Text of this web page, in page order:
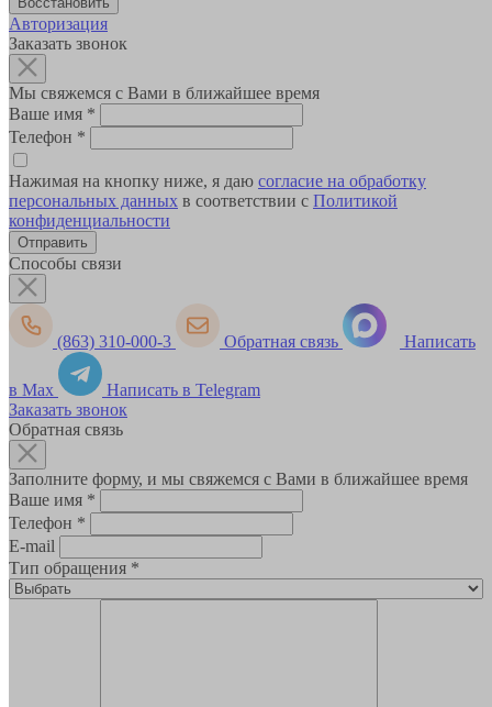
Авторизация
Заказать звонок
Мы свяжемся с Вами в ближайшее время
Ваше имя *
Телефон *
Нажимая на кнопку ниже, я даю согласие на обработку
персональных данных в соответствии с Политикой
конфиденциальности
Способы связи
(863) 310-000-3 Обратная связь Написать
в Max
Написать в Telegram
Заказать звонок
Обратная связь
Заполните форму, и мы свяжемся с Вами в ближайшее время
Ваше имя *
Телефон *
E-mail
Тип обращения *